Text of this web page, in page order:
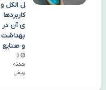
ل الکل و
کاربردها
ی آن در
بهداشت
و صنایع
3
هفته
پیش